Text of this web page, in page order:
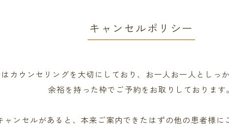
キャンセルポリシー
カウンセリングを大切にしており、お一人お一人としっ
余裕を持った枠でご予約をお取りしております。
ャンセルがあると、本来ご案内できたはずの他の患者様に